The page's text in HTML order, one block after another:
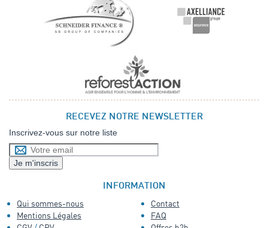
RECEVEZ NOTRE NEWSLETTER
Inscrivez-vous sur notre liste
INFORMATION
Qui sommes-nous
Mentions Légales
Contact
FAQ